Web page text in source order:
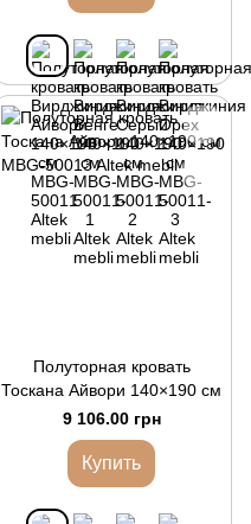
Полуторная кровать
Тоскана Айвори 140×190 см
9 106.00 грн
Купить